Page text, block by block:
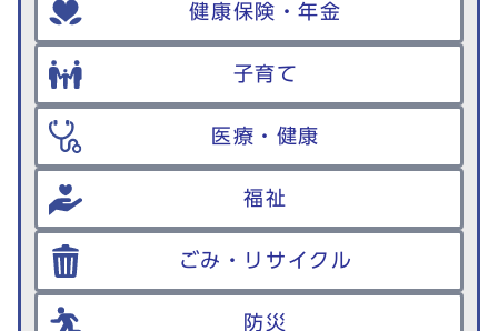
健康保険・年金
子育て
医療・健康
福祉
ごみ・リサイクル
防災